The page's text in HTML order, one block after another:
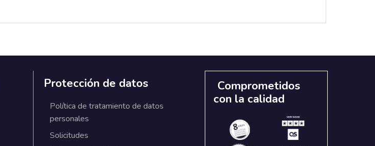
Protección de datos
Política de tratamiento de datos
personales
Solicitudes
Comprometidos
con la calidad